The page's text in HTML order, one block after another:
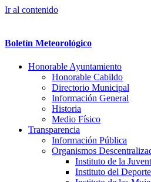
Ir al contenido
Boletín Meteorológico
Honorable Ayuntamiento
Honorable Cabildo
Directorio Municipal
Información General
Historia
Medio Físico
Transparencia
Información Pública
Organismos
Instituto de la
Instituto del